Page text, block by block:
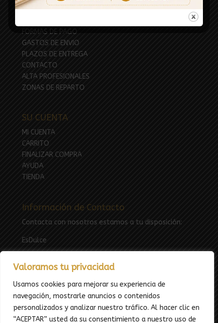
Valoramos tu privacidad
Usamos cookies para mejorar su experiencia de
navegación, mostrarle anuncios o contenidos
personalizados y analizar nuestro tráfico. Al hacer clic en
“ACEPTAR” usted da su consentimiento a nuestro uso de
EMPRESA
FORMAS DE PAGO
GASTOS DE ENVIO
PLAZOS DE ENTREGA
CONTACTO
ALTA PROFESIONALES
ZONAS DE REPARTO
SU CUENTA
MI CUENTA
CARRITO
FINALIZAR COMPRA
AYUDA
TIENDA
Información de Contacto
Contacta con nosotros estamos a tu disposición:
EsDulce